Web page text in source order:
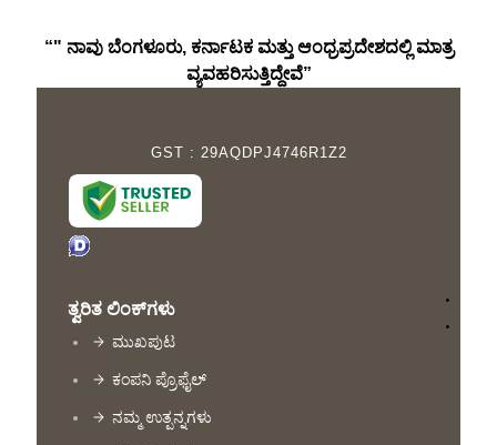
“" ನಾವು ಬೆಂಗಳೂರು, ಕರ್ನಾಟಕ ಮತ್ತು ಆಂಧ್ರಪ್ರದೇಶದಲ್ಲಿ ಮಾತ್ರ
ವ್ಯವಹರಿಸುತ್ತಿದ್ದೇವೆ”
GST : 29AQDPJ4746R1Z2
ತ್ವರಿತ ಲಿಂಕ್‌ಗಳು
ಮುಖಪುಟ
ಕಂಪನಿ ಪ್ರೊಫೈಲ್
ನಮ್ಮ ಉತ್ಪನ್ನಗಳು